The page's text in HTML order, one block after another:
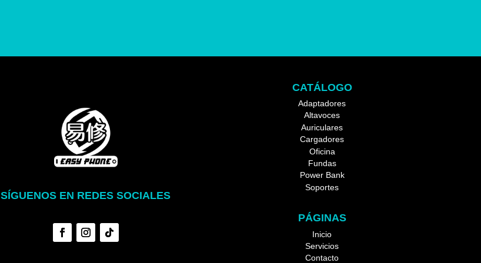
SÍGUENOS EN REDES SOCIALES
CATÁLOGO
Adaptadores
Altavoces
Auriculares
Cargadores
Oficina
Fundas
Power Bank
Soportes
PÁGINAS
Inicio
Servicios
Contacto